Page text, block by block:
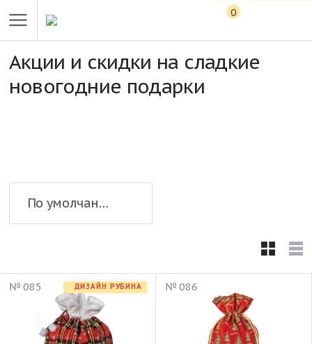
0
Акции и скидки на сладкие
новогодние подарки
По умолчанию
№ 085 ДИЗАЙН РУБИНА № 086